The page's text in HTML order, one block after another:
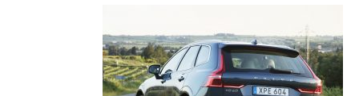
الخارجي
مغلقة